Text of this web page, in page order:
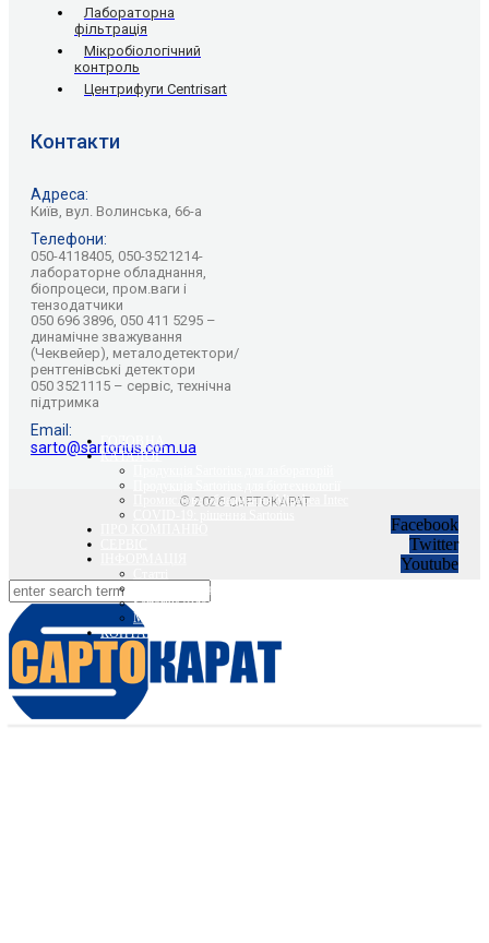
Лабораторна
фільтрація
Мікробіологічний
контроль
Центрифуги Centrisart
Контакти
Адреса:
Київ, вул. Волинська, 66-а
Телефони:
050-4118405, 050-3521214-
лабораторне обладнання,
біопроцеси, пром.ваги і
тензодатчики
050 696 3896, 050 411 5295 –
динамічне зважування
(Чеквейер), металодетектори/
рентгенівські детектори
050 3521115 – сервіс, технічна
підтримка
Email:
sarto@sartorius.com.ua
© 2026 САРТОКАРАТ
Facebook
Twitter
Youtube
ГОЛОВНА
КАТАЛОГ
Промислове обладнання Minebea Intec
Вебінари Sartorius та Minebea Intec
Sartorius Відео
Minebea Intec Відео
КОНТАКТИ